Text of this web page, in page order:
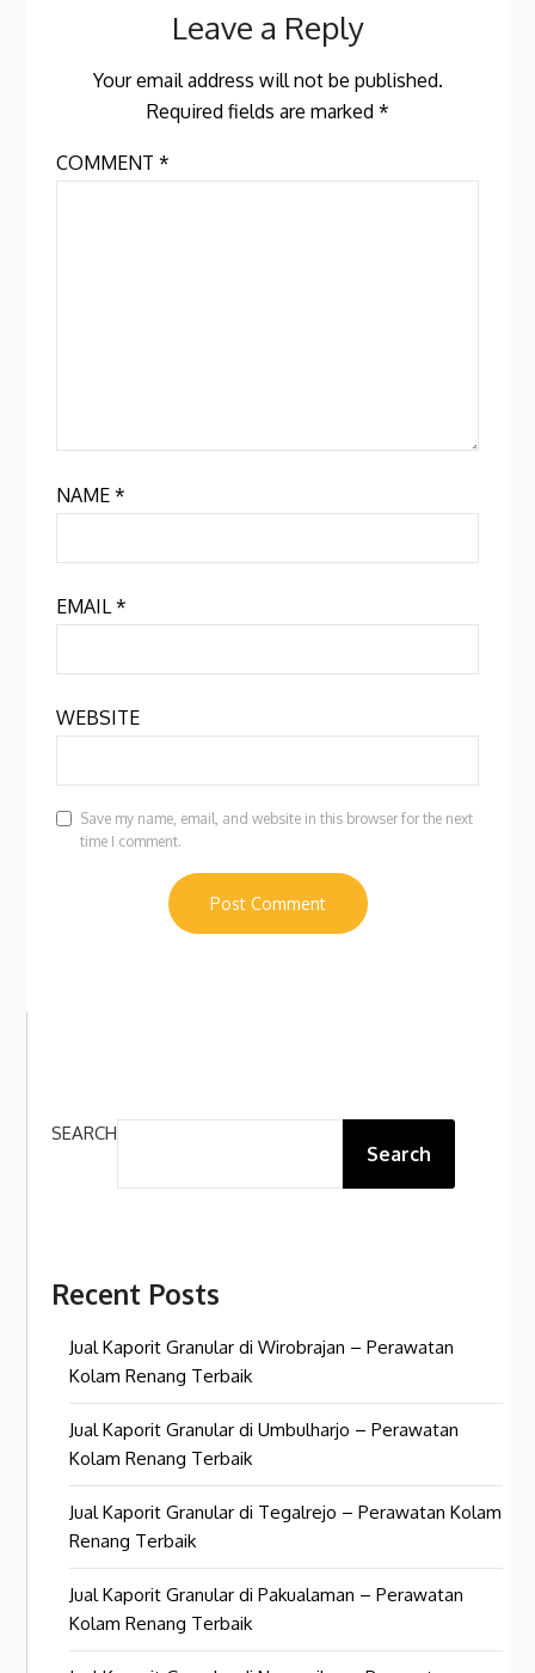
Leave a Reply
Your email address will not be published.
Required fields are marked *
COMMENT*
NAME*
EMAIL*
WEBSITE
Save my name, email, and website in this browser for the next
time I comment.
SEARCH
Search
Recent Posts
Jual Kaporit Granular di Wirobrajan – Perawatan
Kolam Renang Terbaik
Jual Kaporit Granular di Umbulharjo – Perawatan
Kolam Renang Terbaik
Jual Kaporit Granular di Tegalrejo – Perawatan Kolam
Renang Terbaik
Jual Kaporit Granular di Pakualaman – Perawatan
Kolam Renang Terbaik